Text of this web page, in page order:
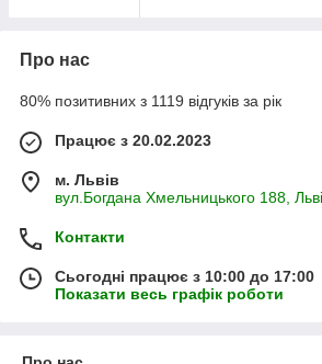
Про нас
80% позитивних з 1119 відгуків за рік
Працює з 20.02.2023
м. Львів
вул.Богдана Хмельницького 188,
Контакти
Сьогодні працює з 10:00 до 17:00
Показати весь графік роботи